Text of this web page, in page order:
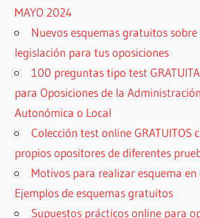
MAYO 2024
Nuevos esquemas gratuitos sobre
legislación para tus oposiciones
100 preguntas tipo test
para Oposiciones de la
Autonómica o Local
Colección test online GRATUITOS
propios opositores de diferentes
Motivos para realizar esquema en
Ejemplos de esquemas gratuitos
Supuestos prácticos online para